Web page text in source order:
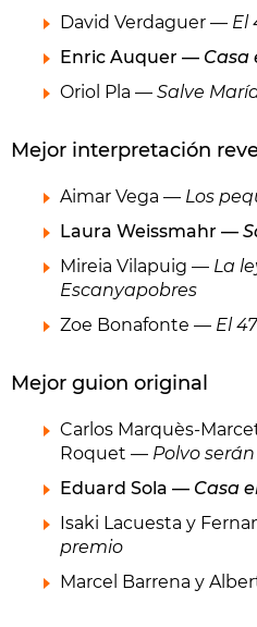
David Verdaguer — El
Enric Auquer — Casa
Oriol Pla — Salve
Mejor interpretación
Aimar Vega — Los
Laura Weissmahr —
Mireia Vilapuig — La
Escanyapobres
Zoe Bonafonte — El 47
Mejor guion original
Carlos Marquès-
Roquet — Polvo serán
Eduard Sola — Casa
Isaki Lacuesta y
premio
Marcel Barrena y